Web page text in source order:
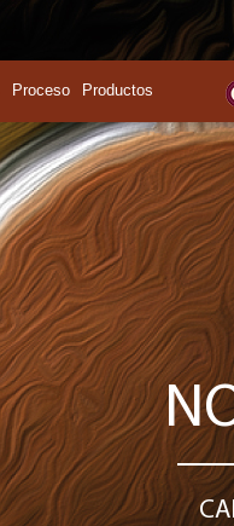
Proceso Productos